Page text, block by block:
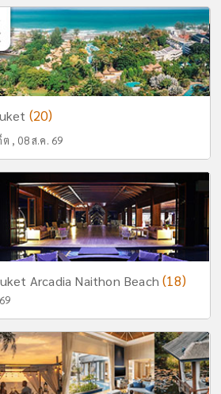
(20)
ต , 08 ส.ค. 69
Arcadia Naithon Beach(18)